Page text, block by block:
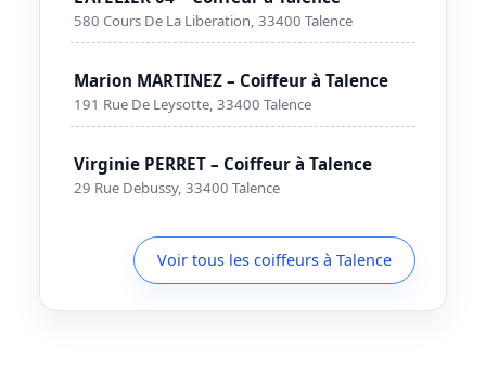
580 Cours De La Liberation, 33400 Talence
Marion MARTINEZ – Coiffeur à Talence
191 Rue De Leysotte, 33400 Talence
Virginie PERRET – Coiffeur à Talence
29 Rue Debussy, 33400 Talence
Voir tous les coiffeurs à Talence